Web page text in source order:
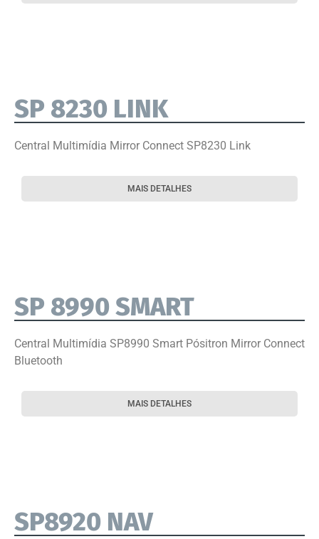
SP 8230 LINK
Central Multimídia Mirror Connect SP8230 Link
MAIS DETALHES
SP 8990 SMART
Central Multimídia SP8990 Smart Pósitron Mirror Connect
Bluetooth
MAIS DETALHES
SP8920 NAV